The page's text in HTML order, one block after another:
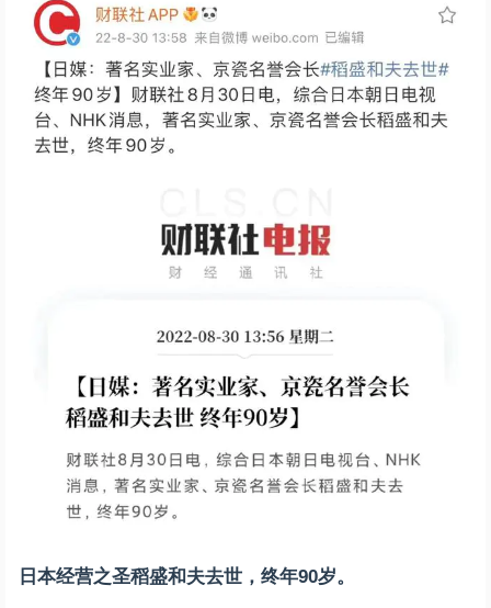
日本经营之圣稻盛和夫去世，终年90岁。